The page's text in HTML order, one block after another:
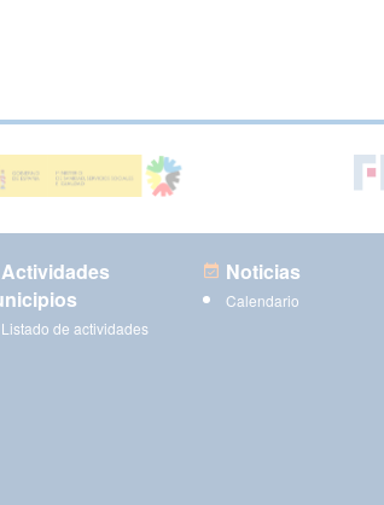
Listado de actividades
Noticias
Calendario